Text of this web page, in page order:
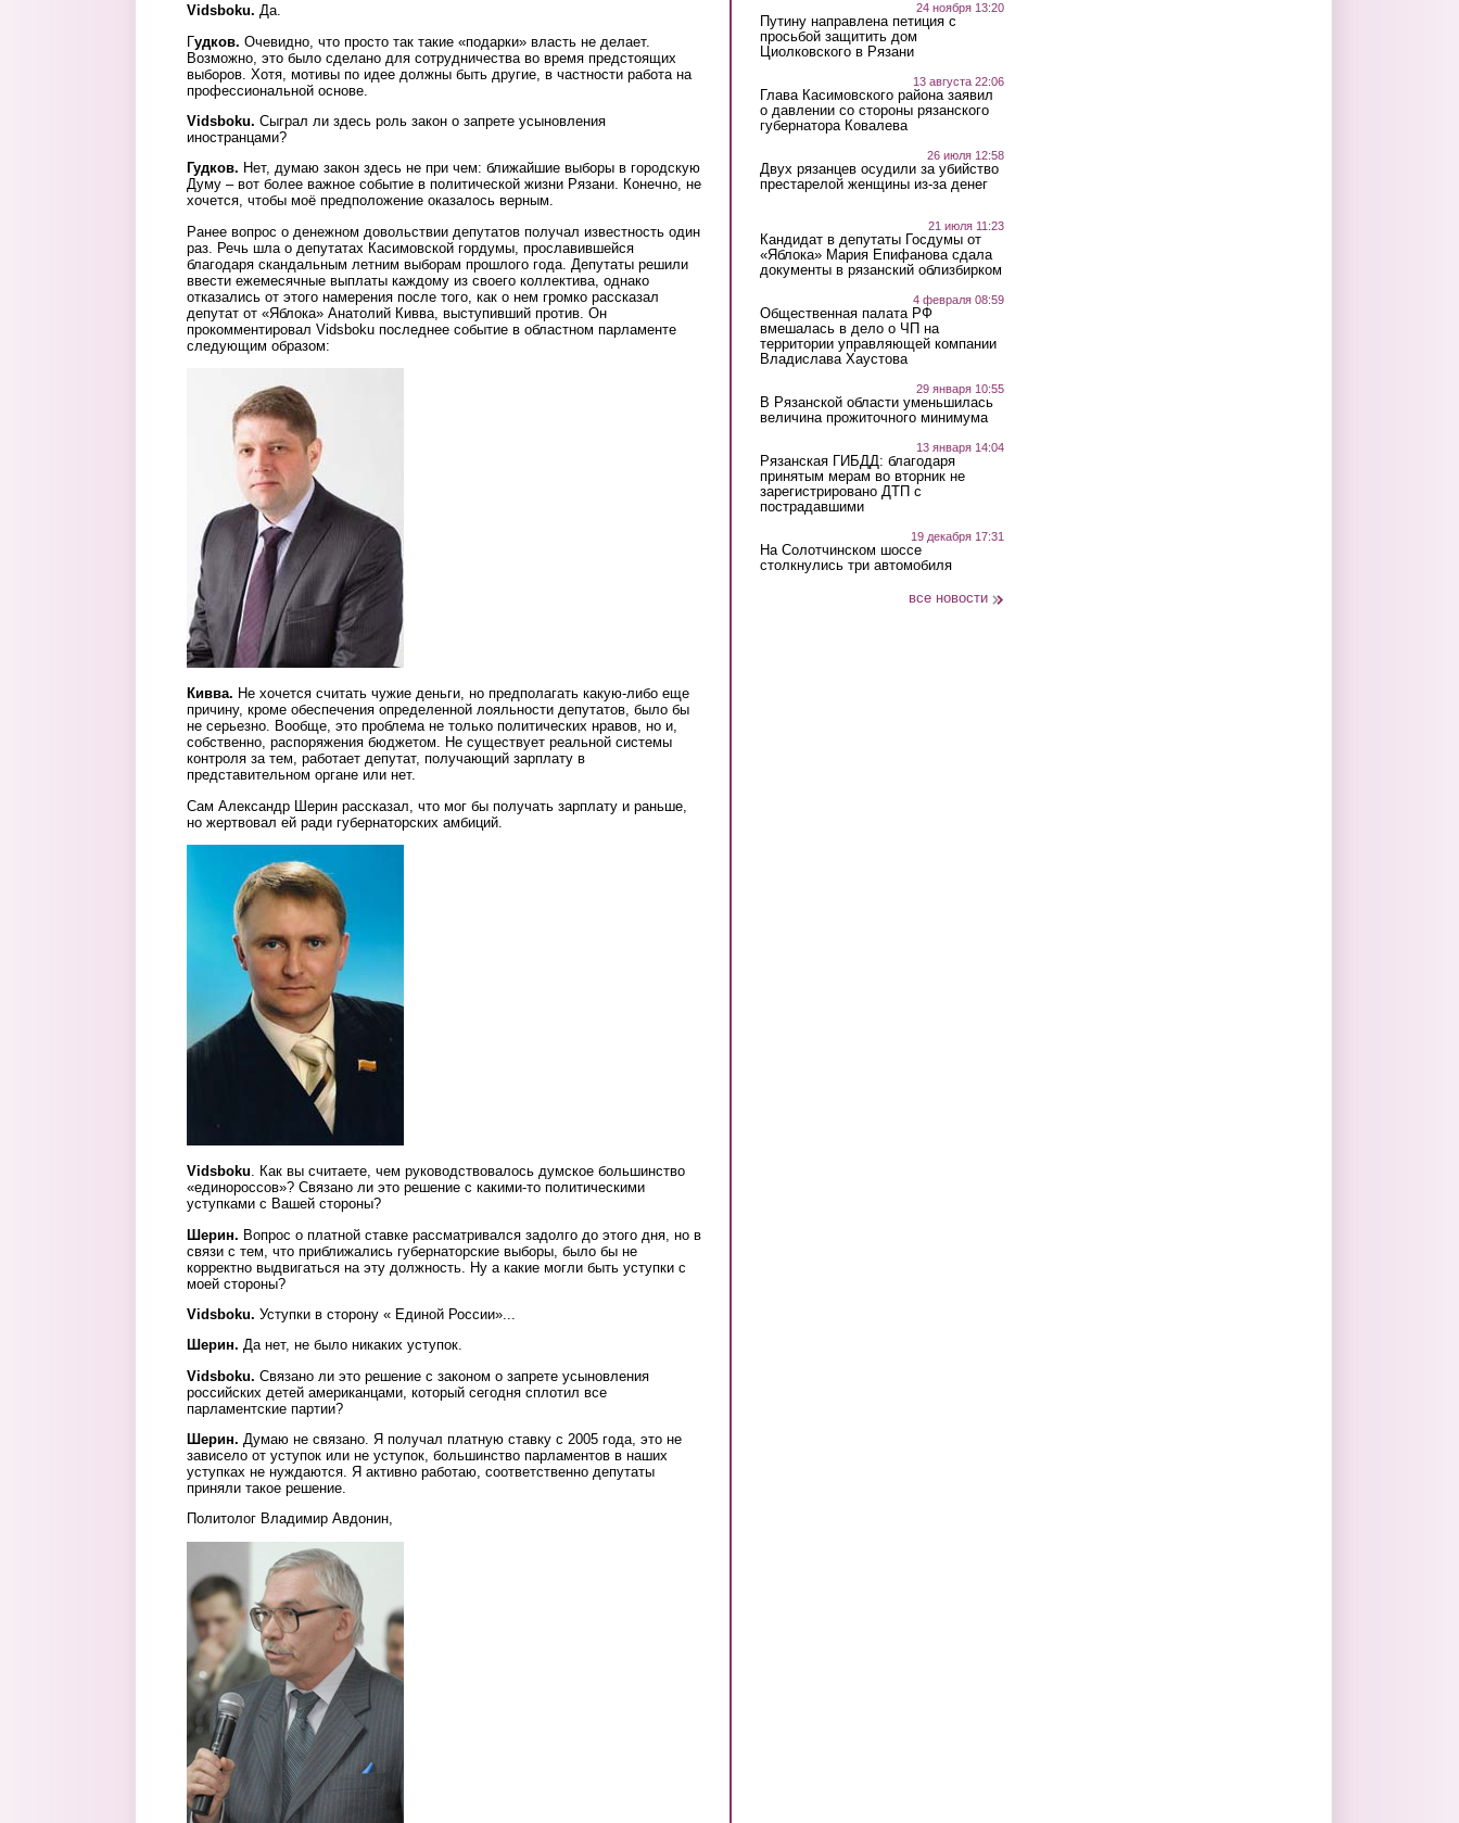
Vidsboku. Да.
Гудков. Очевидно, что просто так такие «подарки» власть не делает.
Возможно, это было сделано для сотрудничества во время предстоящих
выборов. Хотя, мотивы по идее должны быть другие, в частности работа на
профессиональной основе.
Vidsboku. Сыграл ли здесь роль закон о запрете усыновления
иностранцами?
Гудков. Нет, думаю закон здесь не при чем: ближайшие выборы в городскую
Думу – вот более важное событие в политической жизни Рязани. Конечно, не
хочется, чтобы моё предположение оказалось верным.
Ранее вопрос о денежном довольствии депутатов получал известность один
раз. Речь шла о депутатах Касимовской гордумы, прославившейся
благодаря скандальным летним выборам прошлого года. Депутаты решили
ввести ежемесячные выплаты каждому из своего коллектива, однако
отказались от этого намерения после того, как о нем громко рассказал
депутат от «Яблока» Анатолий Кивва, выступивший против. Он
прокомментировал Vidsboku последнее событие в областном парламенте
следующим образом:
5._kivva.jpg
Кивва. Не хочется считать чужие деньги, но предполагать какую-либо еще
причину, кроме обеспечения определенной лояльности депутатов, было бы
не серьезно. Вообще, это проблема не только политических нравов, но и,
собственно, распоряжения бюджетом. Не существует реальной системы
контроля за тем, работает депутат, получающий зарплату в
представительном органе или нет.
Сам Александр Шерин рассказал, что мог бы получать зарплату и раньше,
но жертвовал ей ради губернаторских амбиций.
4._sherin.jpg
Vidsboku. Как вы считаете, чем руководствовалось думское большинство
«единороссов»? Связано ли это решение с какими-то политическими
уступками с Вашей стороны?
Шерин. Вопрос о платной ставке рассматривался задолго до этого дня, но в
связи с тем, что приближались губернаторские выборы, было бы не
корректно выдвигаться на эту должность. Ну а какие могли быть уступки с
моей стороны?
Vidsboku. Уступки в сторону « Единой России»...
Шерин. Да нет, не было никаких уступок.
Vidsboku. Связано ли это решение с законом о запрете усыновления
российских детей американцами, который сегодня сплотил все
парламентские партии?
Шерин. Думаю не связано. Я получал платную ставку с 2005 года, это не
зависело от уступок или не уступок, большинство парламентов в наших
уступках не нуждаются. Я активно работаю, соответственно депутаты
приняли такое решение.
Политолог Владимир Авдонин,
1.avdonin_ryazan-rapn.ucoz_.jpg
24 ноября 13:20
Путину направлена петиция с
просьбой защитить дом
Циолковского в Рязани
13 августа 22:06
Глава Касимовского района заявил
о давлении со стороны рязанского
губернатора Ковалева
26 июля 12:58
Двух рязанцев осудили за убийство
престарелой женщины из-за денег
21 июля 11:23
Кандидат в депутаты Госдумы от
«Яблока» Мария Епифанова сдала
документы в рязанский облизбирком
4 февраля 08:59
Общественная палата РФ
вмешалась в дело о ЧП на
территории управляющей компании
Владислава Хаустова
29 января 10:55
В Рязанской области уменьшилась
величина прожиточного минимума
13 января 14:04
Рязанская ГИБДД: благодаря
принятым мерам во вторник не
зарегистрировано ДТП с
пострадавшими
19 декабря 17:31
На Солотчинском шоссе
столкнулись три автомобиля
все новости